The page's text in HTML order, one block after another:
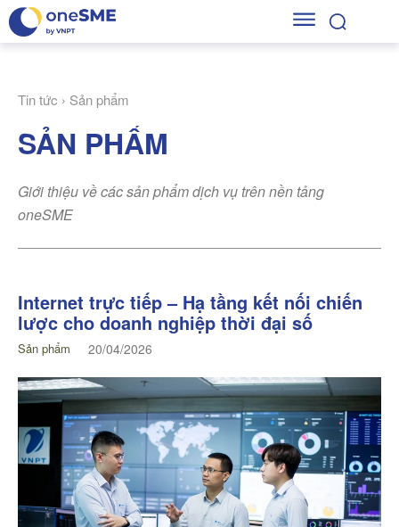
Tin tức Sản phẩm
SẢN PHẨM
Giới thiệu về các sản phẩm dịch vụ trên nền tảng
oneSME
Internet trực tiếp – Hạ tầng kết nối chiến
lược cho doanh nghiệp thời đại số
Sản phẩm 20/04/2026